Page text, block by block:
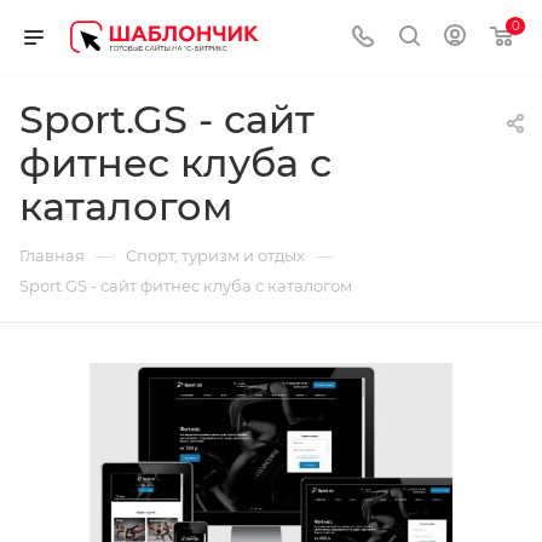
0
Sport.GS - сайт
фитнес клуба с
каталогом
Главная — Спорт, туризм и отдых —
Sport.GS - сайт фитнес клуба с каталогом